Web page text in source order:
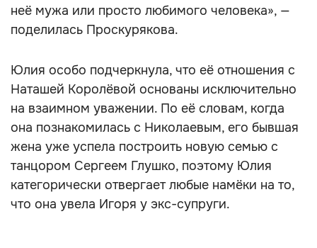
неё мужа или просто любимого человека», —
поделилась Проскурякова.
Юлия особо подчеркнула, что её отношения с
Наташей Королёвой основаны исключительно
на взаимном уважении. По её словам, когда
она познакомилась с Николаевым, его бывшая
жена уже успела построить новую семью с
танцором Сергеем Глушко, поэтому Юлия
категорически отвергает любые намёки на то,
что она увела Игоря у экс-супруги.